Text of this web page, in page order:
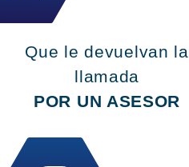
Que le devuelvan la
llamada
POR UN ASESOR